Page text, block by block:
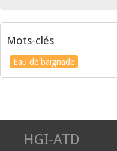
Mots-clés
Eau de baignade
HGI-ATD